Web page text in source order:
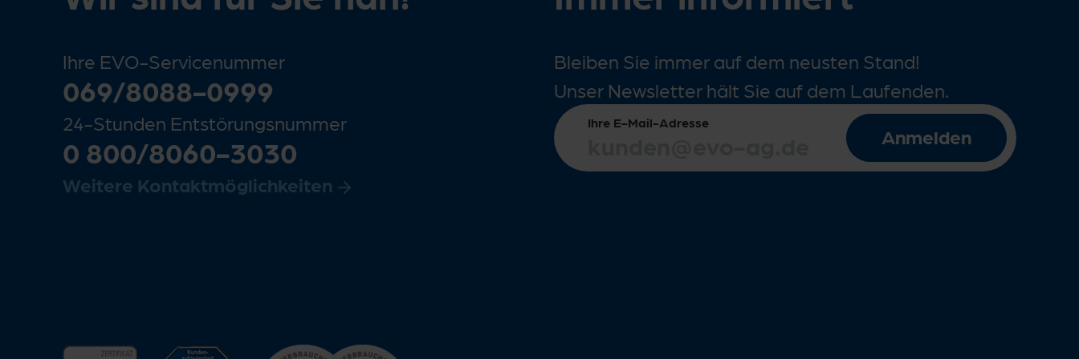
Ihre EVO-Servicenummer
069/8088-0999
24-Stunden Entstörungsnummer
0 800/8060-3030
Weitere Kontaktmöglichkeiten
Bleiben Sie immer auf dem neusten Stand!
Unser Newsletter hält Sie auf dem Laufenden.
Ihre E-Mail-Adresse
Anmelden